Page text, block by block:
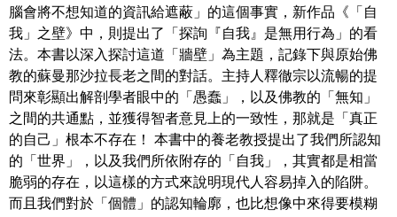
腦會將不想知道的資訊給遮蔽」的這個事實，新作品《「自
我」之壁》中，則提出了「探詢『自我』是無用行為」的看
法。本書以深入探討這道「牆壁」為主題，記錄下與原始佛
教的蘇曼那沙拉長老之間的對話。主持人釋徹宗以流暢的提
問來彰顯出解剖學者眼中的「愚蠢」，以及佛教的「無知」
之間的共通點，並獲得智者意見上的一致性，那就是「真正
的自己」根本不存在！ 本書中的養老教授提出了我們所認知
的「世界」，以及我們所依附存的「自我」，其實都是相當
脆弱的存在，以這樣的方式來說明現代人容易掉入的陷阱。
而且我們對於「個體」的認知輪廓，也比想像中來得要模糊